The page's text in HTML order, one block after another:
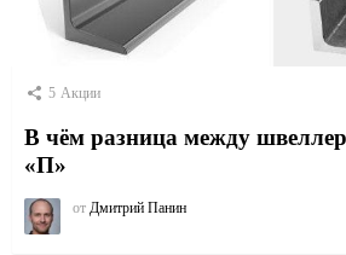
5 Акции
В чём разница между
«П»
от Дмитрий Панин